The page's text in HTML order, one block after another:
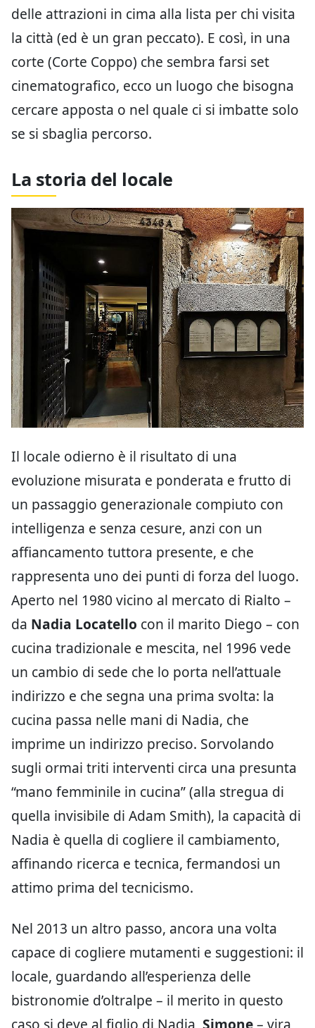
delle attrazioni in cima alla lista per chi visita
la città (ed è un gran peccato). E così, in una
corte (Corte Coppo) che sembra farsi set
cinematografico, ecco un luogo che bisogna
cercare apposta o nel quale ci si imbatte solo
se si sbaglia percorso.
La storia del locale
Il locale odierno è il risultato di una
evoluzione misurata e ponderata e frutto di
un passaggio generazionale compiuto con
intelligenza e senza cesure, anzi con un
affiancamento tuttora presente, e che
rappresenta uno dei punti di forza del luogo.
Aperto nel 1980 vicino al mercato di Rialto –
da Nadia Locatello con il marito Diego – con
cucina tradizionale e mescita, nel 1996 vede
un cambio di sede che lo porta nell’attuale
indirizzo e che segna una prima svolta: la
cucina passa nelle mani di Nadia, che
imprime un indirizzo preciso. Sorvolando
sugli ormai triti interventi circa una presunta
“mano femminile in cucina” (alla stregua di
quella invisibile di Adam Smith), la capacità di
Nadia è quella di cogliere il cambiamento,
affinando ricerca e tecnica, fermandosi un
attimo prima del tecnicismo.
Nel 2013 un altro passo, ancora una volta
capace di cogliere mutamenti e suggestioni: il
locale, guardando all’esperienza delle
bistronomie d’oltralpe – il merito in questo
caso si deve al figlio di Nadia, Simone– vira